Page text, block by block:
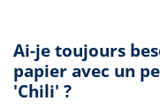
Ai-je toujours
papier avec un
'Chili' ?